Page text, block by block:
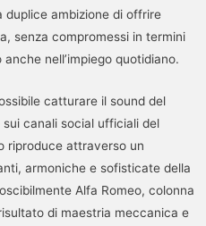
duplice ambizione di offrire
senza compromessi in termini
nell’impiego quotidiano.
catturare il sound del
canali social ufficiali del
riproduce attraverso un
armoniche e sofisticate della
Alfa Romeo, colonna
di maestria meccanica e